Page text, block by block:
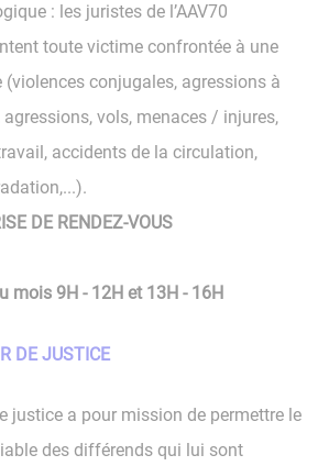
: les juristes de l’AAV70
toute victime confrontée à une
conjugales, agressions à
agressions, vols, menaces / injures,
accidents de la circulation,
DE RENDEZ-VOUS
mois 9H - 12H et 13H - 16H
DE JUSTICE
justice a pour mission de permettre le
des différends qui lui sont